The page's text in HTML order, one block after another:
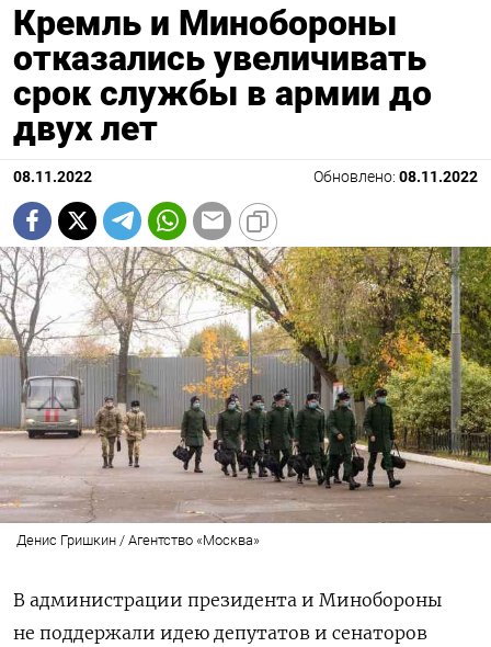
Кремль и Минобороны
отказались увеличивать
срок службы в армии до
двух лет
08.11.2022 Обновлено: 08.11.2022
Денис Гришкин / Агентство «Москва»
В администрации президента и Минобороны
не поддержали идею депутатов и сенаторов